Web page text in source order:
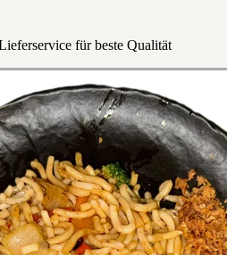
für beste Qualität